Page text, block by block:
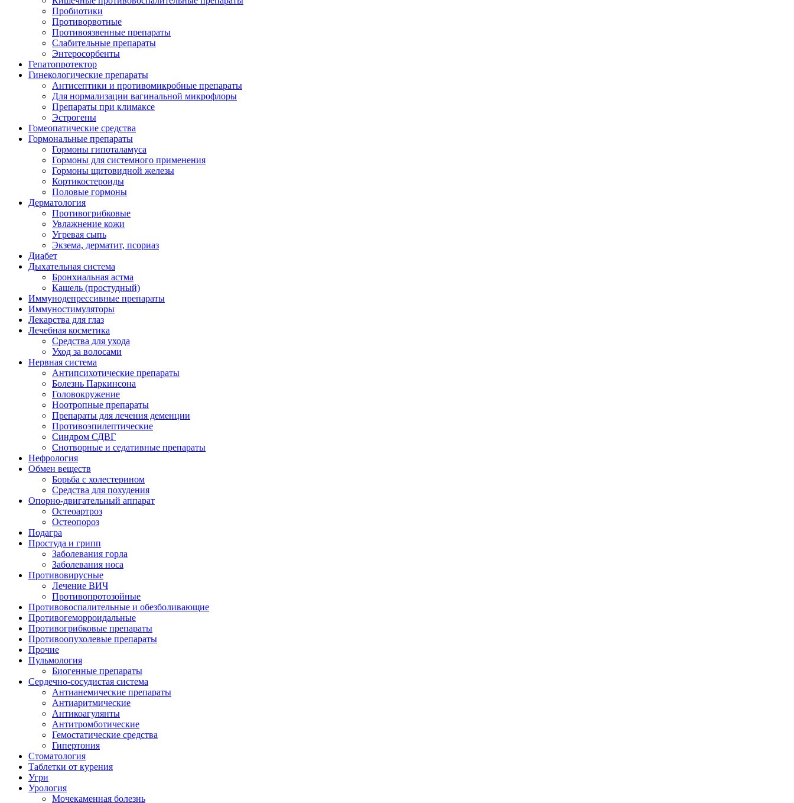
Пробиотики
Противорвотные
Противоязвенные препараты
Слабительные препараты
Энтеросорбенты
Гепатопротектор
Гинекологические препараты
Антисептики и противомикробные препараты
Для нормализации вагинальной микрофлоры
Препараты при климаксе
Эстрогены
Гомеопатические средства
Гормональные препараты
Гормоны гипоталамуса
Гормоны для системного применения
Гормоны щитовидной железы
Кортикостероиды
Половые гормоны
Дерматология
Противогрибковые
Увлажнение кожи
Угревая сыпь
Экзема, дерматит, псориаз
Диабет
Дыхательная система
Бронхиальная астма
Кашель (простудный)
Иммунодепрессивные препараты
Иммуностимуляторы
Лекарства для глаз
Лечебная косметика
Средства для ухода
Уход за волосами
Нервная система
Антипсихотические препараты
Болезнь Паркинсона
Головокружение
Ноотропные препараты
Препараты для лечения деменции
Противоэпилептические
Синдром СДВГ
Снотворные и седативные препараты
Нефрология
Обмен веществ
Борьба с холестерином
Средства для похудения
Опорно-двигательный аппарат
Остеоартроз
Остеопороз
Подагра
Простуда и грипп
Заболевания горла
Заболевания носа
Противовирусные
Лечение ВИЧ
Противопротозойные
Противовоспалительные и обезболивающие
Противогеморроидальные
Противогрибковые препараты
Противоопухолевые препараты
Прочие
Пульмология
Биогенные препараты
Сердечно-сосудистая система
Антианемические препараты
Антиаритмические
Антикоагулянты
Антитромботические
Гемостатические средства
Гипертония
Стоматология
Таблетки от курения
Угри
Урология
Мочекаменная болезнь